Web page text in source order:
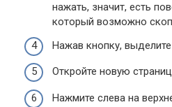
нажать, значит, есть
который возможно
Нажав кнопку,
Откройте новую
Нажмите слева на